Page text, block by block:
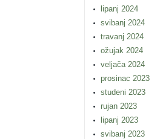
lipanj 2024
svibanj 2024
travanj 2024
ožujak 2024
veljača 2024
prosinac 2023
studeni 2023
rujan 2023
lipanj 2023
svibanj 2023